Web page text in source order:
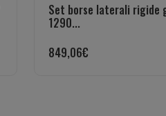
Set borse laterali rigide
1290...
849,06€